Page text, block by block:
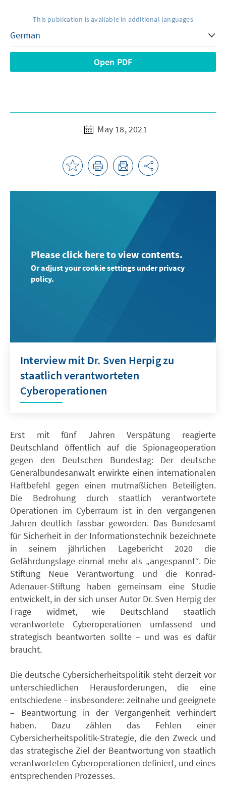
This publication is available in additional languages
Open PDF
May 18, 2021
Please click here to view contents.
Or adjust your cookie settings under privacy
policy.
Interview mit Dr. Sven Herpig zu
staatlich verantworteten
Cyberoperationen
Erst mit fünf Jahren Verspätung reagierte
Deutschland öffentlich auf die Spionageoperation
gegen den Deutschen Bundestag: Der deutsche
Generalbundesanwalt erwirkte einen internationalen
Haftbefehl gegen einen mutmaßlichen Beteiligten.
Die Bedrohung durch staatlich verantwortete
Operationen im Cyberraum ist in den vergangenen
Jahren deutlich fassbar geworden. Das Bundesamt
für Sicherheit in der Informationstechnik bezeichnete
in seinem jährlichen Lagebericht 2020 die
Gefährdungslage einmal mehr als „angespannt“. Die
Stiftung Neue Verantwortung und die Konrad-
Adenauer-Stiftung haben gemeinsam eine Studie
entwickelt, in der sich unser Autor Dr. Sven Herpig der
Frage widmet, wie Deutschland staatlich
verantwortete Cyberoperationen umfassend und
strategisch beantworten sollte – und was es dafür
braucht.
Die deutsche Cybersicherheitspolitik steht derzeit vor
unterschiedlichen Herausforderungen, die eine
entschiedene – insbesondere: zeitnahe und geeignete
– Beantwortung in der Vergangenheit verhindert
haben. Dazu zählen das Fehlen einer
Cybersicherheitspolitik-Strategie, die den Zweck und
das strategische Ziel der Beantwortung von staatlich
verantworteten Cyberoperationen definiert, und eines
entsprechenden Prozesses.